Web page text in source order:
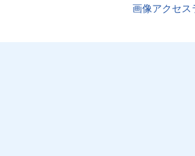
画像アクセス